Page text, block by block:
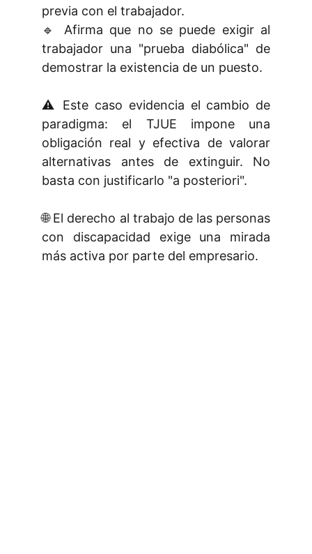
previa con el trabajador.
🔹 Afirma que no se puede exigir al
trabajador una "prueba diabólica" de
demostrar la existencia de un puesto.
⚠️ Este caso evidencia el cambio de
paradigma: el TJUE impone una
obligación real y efectiva de valorar
alternativas antes de extinguir. No
basta con justificarlo "a posteriori".
🌐 El derecho al trabajo de las personas
con discapacidad exige una mirada
más activa por parte del empresario.